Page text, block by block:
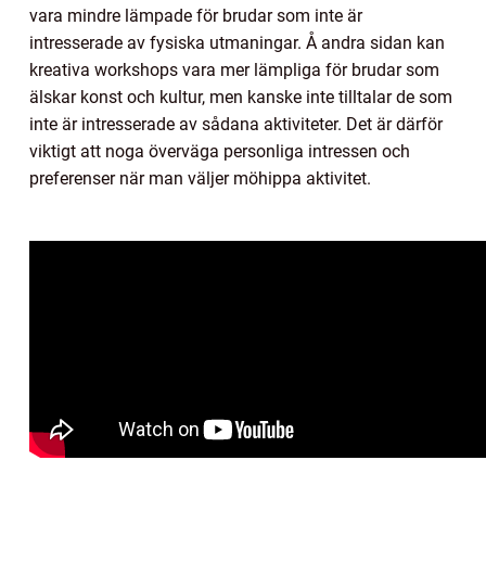
vara mindre lämpade för brudar som inte är
intresserade av fysiska utmaningar. Å andra sidan kan
kreativa workshops vara mer lämpliga för brudar som
älskar konst och kultur, men kanske inte tilltalar de som
inte är intresserade av sådana aktiviteter. Det är därför
viktigt att noga överväga personliga intressen och
preferenser när man väljer möhippa aktivitet.